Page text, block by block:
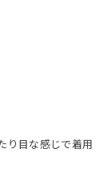
り目な感じで着用